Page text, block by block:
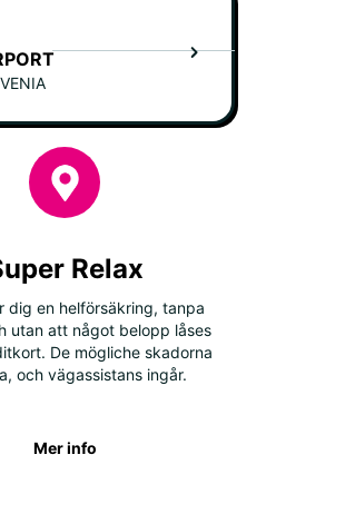
Relax
dig en helförsäkring, tanpa
utan att något belopp låses
De mögliche skadorna
och vägassistans ingår.
Mer info